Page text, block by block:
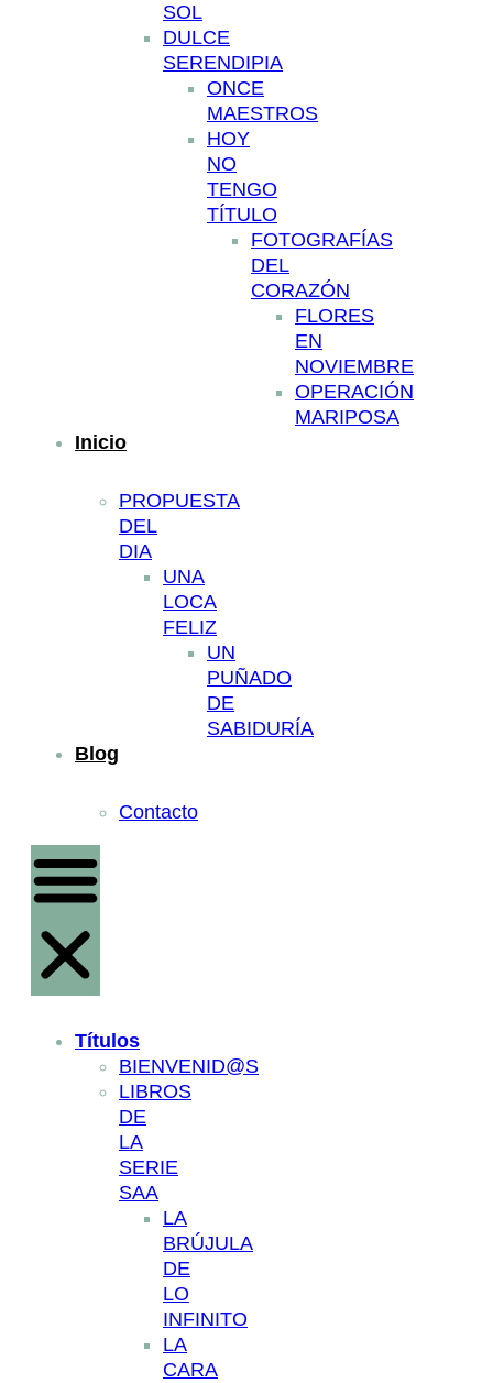
SOL
DULCE
SERENDIPIA
ONCE
MAESTROS
HOY
NO
TENGO
TÍTULO
FOTOGRAFÍAS
DEL
CORAZÓN
FLORES
EN
NOVIEMBRE
OPERACIÓN
MARIPOSA
Inicio
PROPUESTA
DEL
DIA
UNA
LOCA
FELIZ
UN
PUÑADO
DE
SABIDURÍA
Blog
Contacto
Títulos
BIENVENID@S
LIBROS
DE
LA
SERIE
SAA
LA
BRÚJULA
DE
LO
INFINITO
LA
CARA